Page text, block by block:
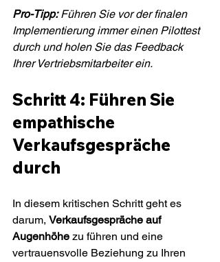
Pro-Tipp: Führen Sie vor der finalen
Implementierung immer einen Pilottest
durch und holen Sie das Feedback
Ihrer Vertriebsmitarbeiter ein.
Schritt 4: Führen Sie
empathische
Verkaufsgespräche
durch
In diesem kritischen Schritt geht es
darum, Verkaufsgespräche auf
Augenhöhe zu führen und eine
vertrauensvolle Beziehung zu Ihren